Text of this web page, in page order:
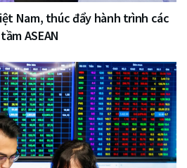
Nam, thúc đẩy hành trình các
ASEAN